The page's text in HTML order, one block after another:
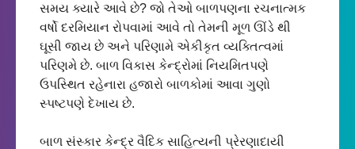
સમય ક્યારે આવે છે? જો તેઓ બાળપણના રચનાત્મક
વર્ષો દરમિયાન રોપવામાં આવે તો તેમની મૂળ ઊંડે થી
ઘૂસી જાય છે અને પરિણામે એકીકૃત વ્યક્તિત્વમાં
પરિણમે છે. બાળ વિકાસ કેન્દ્રોમાં નિયમિતપણે
ઉપસ્થિત રહેનારા હજારો બાળકોમાં આવા ગુણો
સ્પષ્ટપણે દેખાય છે.
બાળ સંસ્કાર કેન્દ્ર વૈદિક સાહિત્યની પ્રેરણાદાયી